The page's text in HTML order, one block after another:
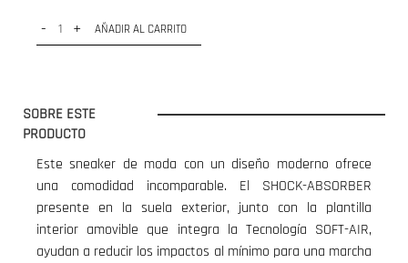
- + AÑADIR AL CARRITO
SOBRE ESTE
PRODUCTO
Este sneaker de moda con un diseño moderno ofrece
una comodidad incomparable. El SHOCK-ABSORBER
presente en la suela exterior, junto con la plantilla
interior amovible que integra la Tecnología SOFT-AIR,
ayudan a reducir los impactos al mínimo para una marcha